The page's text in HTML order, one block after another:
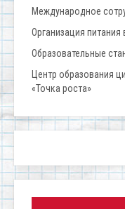
Международное
Организация питания
Образовательные
Центр образования
«Точка роста»